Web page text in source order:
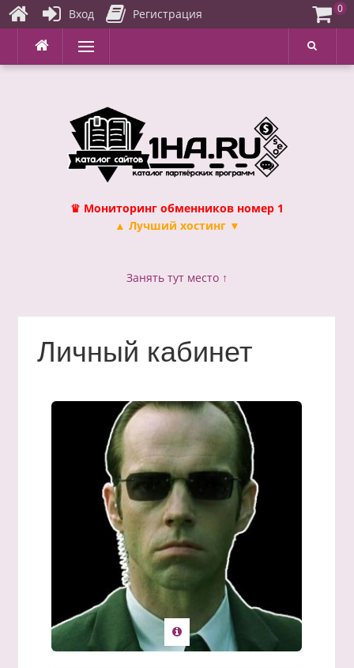
Перейти
содержимому
Меню
♛ Мониторинг обменников номер 1
▲ Лучший хостинг ▼
Занять тут место ↑
Личный кабинет
Вход Регистрация 0